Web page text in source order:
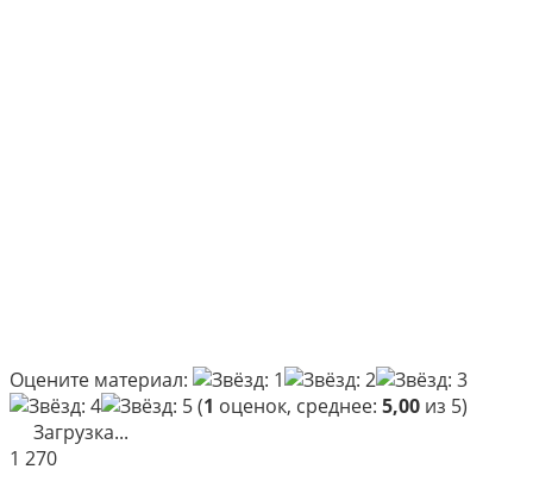
Оцените материал:
(1 оценок, среднее: 5,00 из 5)
Загрузка...
1 270